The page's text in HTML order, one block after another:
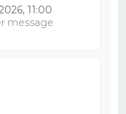
11:00
message